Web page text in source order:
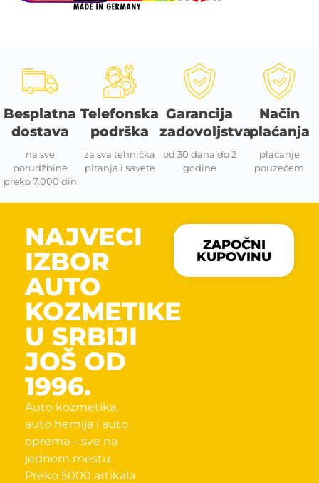
Besplatna
dostava
na sve
porudžbine
preko 7.000 din
Telefonska
podrška
za sva tehnička
pitanja i savete
Garancija
zadovoljstva
od 30 dana do 2
godine
Način
plaćanja
plaćanje
pouzećem
NAJVECI
IZBOR
AUTO
KOZMETIKE
U SRBIJI
JOŠ OD
1996.
Auto kozmetika,
auto hemija i auto
oprema – sve na
jednom mestu.
Preko 5000 artikala
ZAPOČNI
KUPOVINU